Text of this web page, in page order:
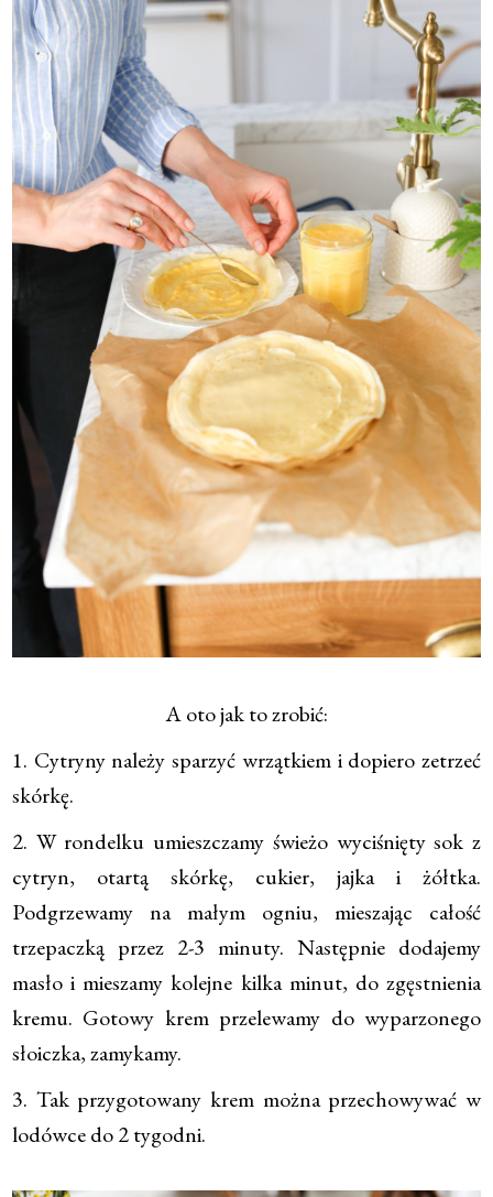
A oto jak to zrobić:
1. Cytryny należy sparzyć wrzątkiem i dopiero zetrzeć
skórkę.
2. W rondelku umieszczamy świeżo wyciśnięty sok z
cytryn, otartą skórkę, cukier, jajka i żółtka.
Podgrzewamy na małym ogniu, mieszając całość
trzepaczką przez 2-3 minuty. Następnie dodajemy
masło i mieszamy kolejne kilka minut, do zgęstnienia
kremu. Gotowy krem przelewamy do wyparzonego
słoiczka, zamykamy.
3. Tak przygotowany krem można przechowywać w
lodówce do 2 tygodni.